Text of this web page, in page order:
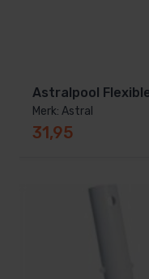
Astralpool
Merk: Astral
31,95